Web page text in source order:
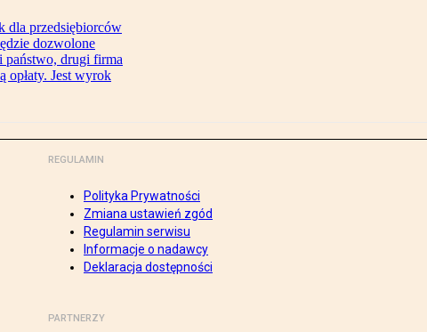
dla przedsiębiorców
dozwolone
państwo, drugi firma
opłaty. Jest wyrok
REGULAMIN
Polityka Prywatności
Zmiana ustawień zgód
Regulamin serwisu
Informacje o nadawcy
Deklaracja dostępności
PARTNERZY